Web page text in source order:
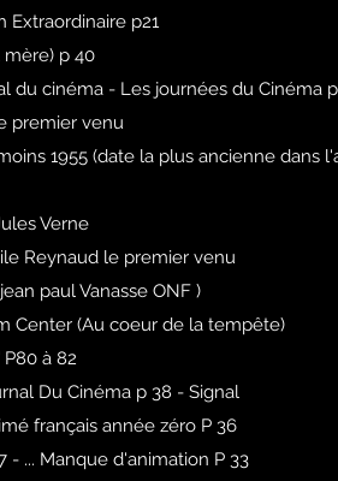
Extraordinaire p21
p 40
du cinéma - Les journées du Cinéma
premier venu
1955 (date la plus ancienne dans
Verne
Reynaud le premier venu
paul Vanasse ONF )
Center (Au coeur de la tempête)
à 82
Du Cinéma p 38 - Signal
français année zéro P 36
- ... Manque d'animation P 33